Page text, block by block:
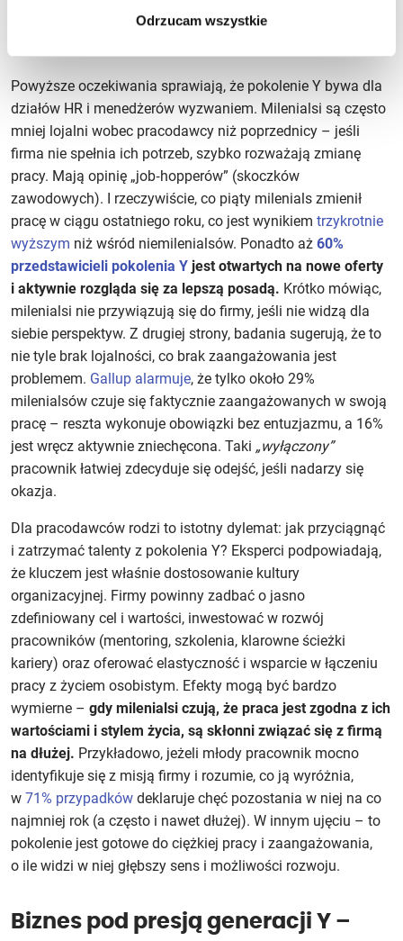
Odrzucam wszystkie
Powyższe oczekiwania sprawiają, że pokolenie Y bywa dla
działów HR i menedżerów wyzwaniem. Milenialsi są często
mniej lojalni wobec pracodawcy niż poprzednicy – jeśli
firma nie spełnia ich potrzeb, szybko rozważają zmianę
pracy. Mają opinię „job‑hopperów” (skoczków
zawodowych). I rzeczywiście, co piąty milenials zmienił
pracę w ciągu ostatniego roku, co jest wynikiem trzykrotnie
wyższym niż wśród niemilenialsów. Ponadto aż 60%
przedstawicieli pokolenia Y jest otwartych na nowe oferty
i aktywnie rozgląda się za lepszą posadą. Krótko mówiąc,
milenialsi nie przywiązują się do firmy, jeśli nie widzą dla
siebie perspektyw. Z drugiej strony, badania sugerują, że to
nie tyle brak lojalności, co brak zaangażowania jest
problemem. Gallup alarmuje, że tylko około 29%
milenialsów czuje się faktycznie zaangażowanych w swoją
pracę – reszta wykonuje obowiązki bez entuzjazmu, a 16%
jest wręcz aktywnie zniechęcona. Taki „wyłączony”
pracownik łatwiej zdecyduje się odejść, jeśli nadarzy się
okazja.
Dla pracodawców rodzi to istotny dylemat: jak przyciągnąć
i zatrzymać talenty z pokolenia Y? Eksperci podpowiadają,
że kluczem jest właśnie dostosowanie kultury
organizacyjnej. Firmy powinny zadbać o jasno
zdefiniowany cel i wartości, inwestować w rozwój
pracowników (mentoring, szkolenia, klarowne ścieżki
kariery) oraz oferować elastyczność i wsparcie w łączeniu
pracy z życiem osobistym. Efekty mogą być bardzo
wymierne – gdy milenialsi czują, że praca jest zgodna z ich
wartościami i stylem życia, są skłonni związać się z firmą
na dłużej. Przykładowo, jeżeli młody pracownik mocno
identyfikuje się z misją firmy i rozumie, co ją wyróżnia,
w 71% przypadków deklaruje chęć pozostania w niej na co
najmniej rok (a często i nawet dłużej). W innym ujęciu – to
pokolenie jest gotowe do ciężkiej pracy i zaangażowania,
o ile widzi w niej głębszy sens i możliwości rozwoju.
Biznes pod presją generacji Y –